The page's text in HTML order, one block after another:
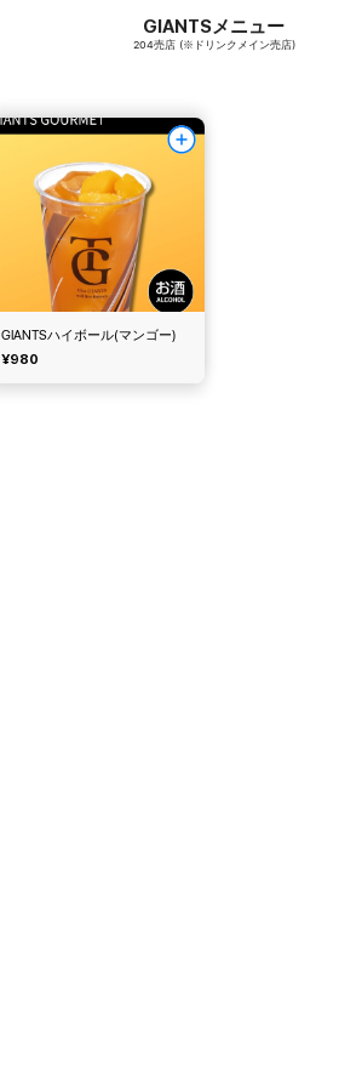
GIANTSメニュー
204売店 (※ドリンクメイン売店)
GIANTSハイボール(マンゴー)
¥980